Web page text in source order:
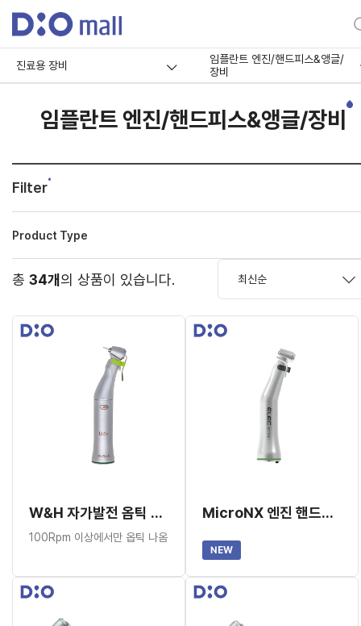
진료용 장비
임플란트 엔진/핸드피스&앵글/
장비
임플란트 엔진/핸드피스&앵글/장비
Filter
Product Type
총 34개의 상품이 있습니다.
W&H 자가발전 옵틱 임플란트 핸드피스 WS-75LG
100Rpm 이상에서만 옵틱 나옴
MicroNX 엔진 핸드피스(옵틱 20:1) SG200L
NEW